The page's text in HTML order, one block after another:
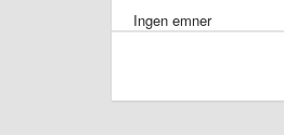
Ingen emner